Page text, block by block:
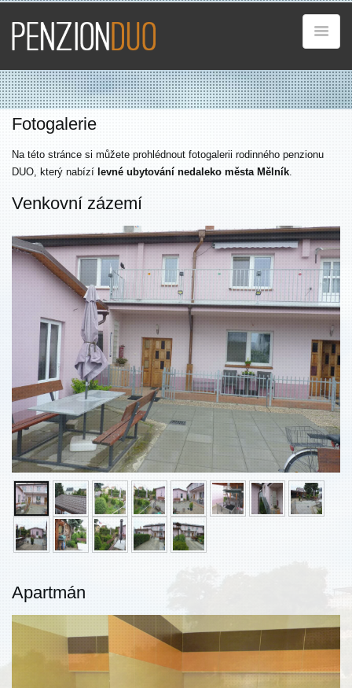
Fotogalerie
Na této stránce si můžete prohlédnout fotogalerii rodinného penzionu
DUO, který nabízí levné ubytování nedaleko města Mělník.
Venkovní zázemí
Apartmán